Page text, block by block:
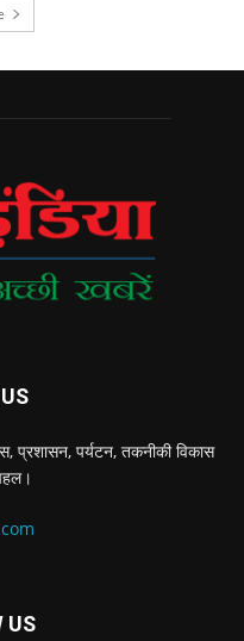
प्रशासन, पर्यटन, तकनीकी विकास
US